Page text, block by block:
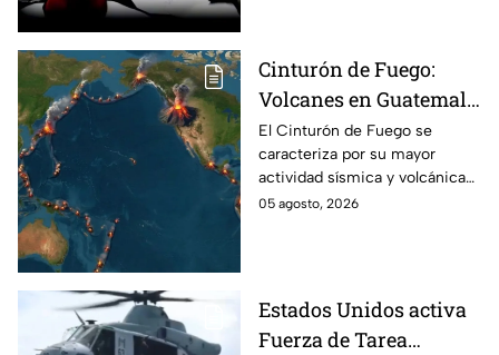
Cinturón de Fuego:
Volcanes en Guatemala
y Japón hacen
erupción
El Cinturón de Fuego se
caracteriza por su mayor
actividad sísmica y volcánica
de todo el planeta, pero ¿por
05 agosto, 2026
Estados Unidos activa
Fuerza de Tarea